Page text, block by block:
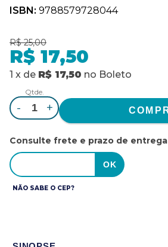
ISBN: 9788579728044
R$ 25,00
R$ 17,50
1 x de R$ 17,50 no Boleto
Qtde.
- +
Consulte frete e prazo de entrega
NÃO SABE O CEP?